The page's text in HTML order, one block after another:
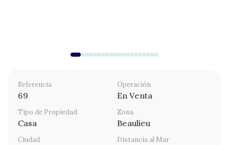
Referencia
69
Operación
En Venta
Tipo de Propiedad
Casa
Zona
Beaulieu
Ciudad Distancia al Mar